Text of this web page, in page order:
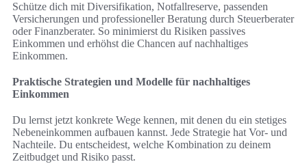
Schütze dich mit Diversifikation, Notfallreserve, passenden
Versicherungen und professioneller Beratung durch Steuerberater
oder Finanzberater. So minimierst du Risiken passives
Einkommen und erhöhst die Chancen auf nachhaltiges
Einkommen.
Praktische Strategien und Modelle für nachhaltiges
Einkommen
Du lernst jetzt konkrete Wege kennen, mit denen du ein stetiges
Nebeneinkommen aufbauen kannst. Jede Strategie hat Vor- und
Nachteile. Du entscheidest, welche Kombination zu deinem
Zeitbudget und Risiko passt.